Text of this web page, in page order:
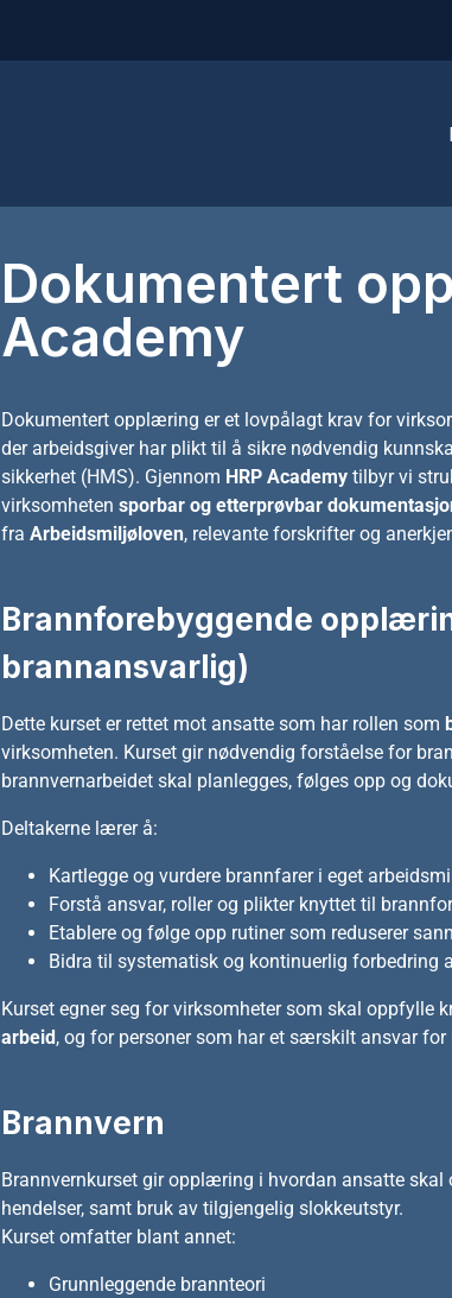
Dokumentert
Academy
Dokumentert opplæring er et lovpålagt krav for
der arbeidsgiver har plikt til å sikre nødvendig
sikkerhet (HMS). Gjennom HRP Academy tilbyr vi
virksomheten sporbar og etterprøvbar
fra Arbeidsmiljøloven, relevante forskrifter og
Brannforebyggende
brannansvarlig)
Dette kurset er rettet mot ansatte som har rollen som
virksomheten. Kurset gir nødvendig forståelse for
brannvernarbeidet skal planlegges, følges opp og
Deltakerne lærer å:
Kartlegge og vurdere brannfarer i eget
Forstå ansvar, roller og plikter knyttet til
Etablere og følge opp rutiner som reduserer
Bidra til systematisk og kontinuerlig forbedring
Kurset egner seg for virksomheter som skal oppfylle
arbeid , og for personer som har et særskilt ansvar
Brannvern
Brannvernkurset gir opplæring i hvordan ansatte skal
hendelser, samt bruk av tilgjengelig slokkeutstyr.
Kurset omfatter blant annet:
Grunnleggende brannteori